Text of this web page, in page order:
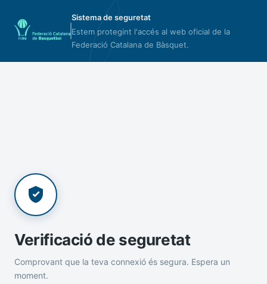
Sistema de seguretat
Estem protegint l'accés al web oficial de la
Federació Catalana de Bàsquet.
Verificació de seguretat
Comprovant que la teva connexió és segura. Espera un
moment.